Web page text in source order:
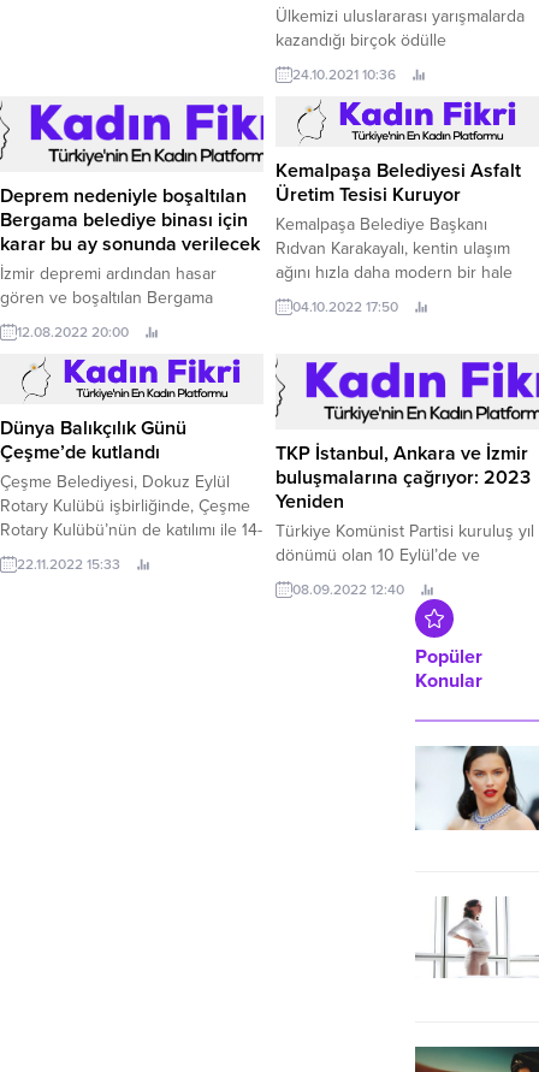
Ülkemizi uluslararası yarışmalarda
kazandığı birçok ödülle
gururlandıran ‘harika çocuk’ İlyun
Bürkev, Çukurova Devlet Senfoni
Orkestrası ile ikinci konserini verdi.
Adana Büyükşehir Belediyesi
Konser Salonu’nda Mozart’ın 13
No’lu Piyano Konçertosu ile
dinleyicilerin karşısına çıkan İlyun
Bürkev, kazandığı uluslararası
yarışmalar arasında en son,
Uluslararası Chopin Yarışması’nda
birinciliğin yanı sıra En İyi Chopin...
24.10.2021 10:36
Deprem nedeniyle boşaltılan
Bergama belediye binası için
karar bu ay sonunda verilecek
İzmir depremi ardından hasar
gören ve boşaltılan Bergama
Belediyesi Hizmet Binası için
güçlendirme veya yeniden
yapılması yönünde karar
verilebilmesi çalışmalarında son
aşamaya gelindi.
12.08.2022 20:00
Kemalpaşa Belediyesi Asfalt
Üretim Tesisi Kuruyor
Kemalpaşa Belediye Başkanı
Rıdvan Karakayalı, kentin ulaşım
ağını hızla daha modern bir hale
getirebilmek için önemli bir hizmete
imza atıyor Kemalpaşa Belediyesi
Müdürlüğü’nün Armutlu
Mahallesi’nde bulunan şantiye
alanına Asfalt Emülsiyon Üretim
Tesisi kuruluyor.
04.10.2022 17:50
Dünya Balıkçılık Günü
Çeşme’de kutlandı
Çeşme Belediyesi, Dokuz Eylül
Rotary Kulübü işbirliğinde, Çeşme
Rotary Kulübü’nün de katılımı ile 14-
21 Kasım Dünya Balıkçılık Haftasını
denizler için farkındalık yaratmak
22.11.2022 15:33
TKP İstanbul, Ankara ve İzmir
buluşmalarına çağrıyor: 2023
Yeniden
Türkiye Komünist Partisi kuruluş yıl
dönümü olan 10 Eylül’de ve
devamında 11 ve 17 Eylül'de üç
büyük ilde etkinlikler düzenliyor.
08.09.2022 12:40
Popüler
Konular